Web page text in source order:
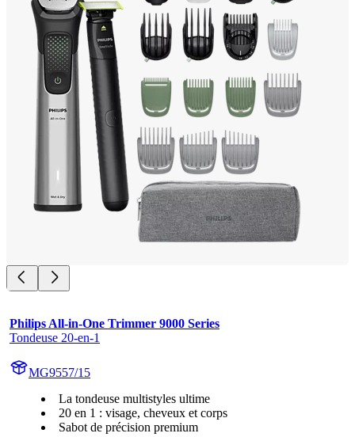
Philips All-in-One Trimmer 9000 Series
Tondeuse 20-en-1
MG9557/15
La tondeuse multistyles ultime
20 en 1 : visage, cheveux et corps
Sabot de précision premium